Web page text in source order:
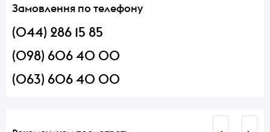
Замовлення по телефону
(044) 286 15 85
(098) 606 40 00
(063) 606 40 00